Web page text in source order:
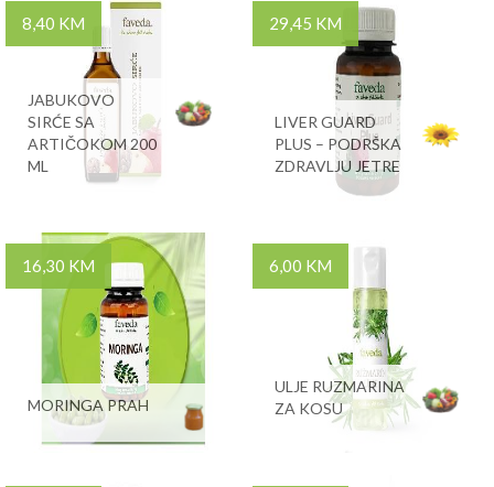
8,40 KM
JABUKOVO
SIRĆE SA
ARTIČOKOM 200
ML
29,45 KM
LIVER GUARD
PLUS – PODRŠKA
ZDRAVLJU JETRE
16,30 KM
MORINGA PRAH
6,00 KM
ULJE RUZMARINA
ZA KOSU